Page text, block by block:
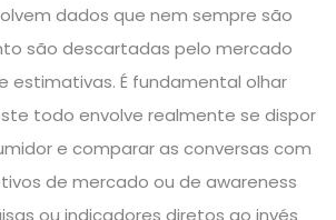
dados que nem sempre são
são descartadas pelo mercado
estimativas. É fundamental olhar
todo envolve realmente se dispor
e comparar as conversas com
de mercado ou de awareness
ou indicadores diretos ao invés